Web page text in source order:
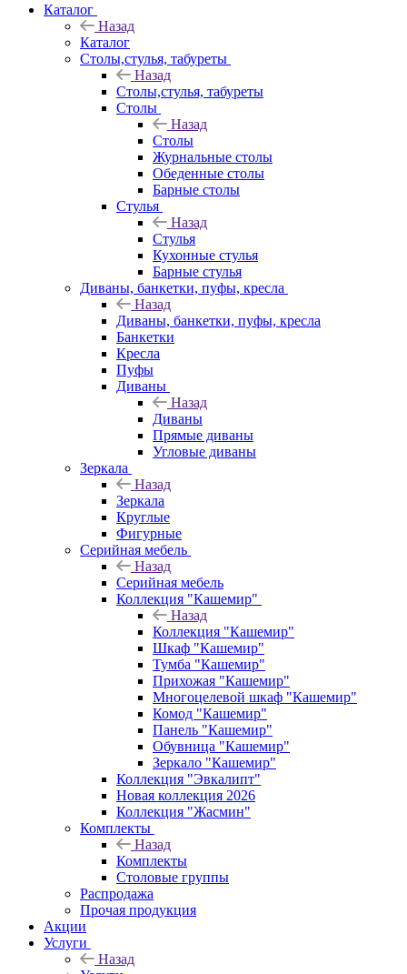
Каталог
Назад
Каталог
Столы,стулья, табуреты
Назад
Столы,стулья, табуреты
Столы
Назад
Столы
Журнальные столы
Обеденные столы
Барные столы
Стулья
Назад
Стулья
Кухонные стулья
Барные стулья
Диваны, банкетки, пуфы, кресла
Назад
Диваны, банкетки, пуфы, кресла
Банкетки
Кресла
Пуфы
Диваны
Назад
Диваны
Прямые диваны
Угловые диваны
Зеркала
Назад
Зеркала
Круглые
Фигурные
Серийная мебель
Назад
Серийная мебель
Коллекция "Кашемир"
Назад
Коллекция "Кашемир"
Шкаф "Кашемир"
Тумба "Кашемир"
Прихожая "Кашемир"
Многоцелевой шкаф "Кашемир"
Комод "Кашемир"
Панель "Кашемир"
Обувница "Кашемир"
Зеркало "Кашемир"
Коллекция "Эвкалипт"
Новая коллекция 2026
Коллекция "Жасмин"
Комплекты
Назад
Комплекты
Столовые группы
Распродажа
Прочая продукция
Акции
Услуги
Назад